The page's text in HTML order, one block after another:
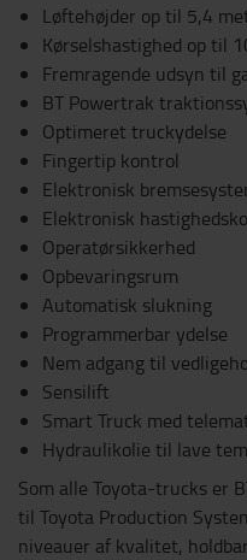
Løftehøjder op til 5,4
Kørselshastighed op til
Fremragende udsyn til
BT Powertrak
Optimeret truckydelse
Fingertip kontrol
Elektronisk
Elektronisk
Operatørsikkerhed
Opbevaringsrum
Automatisk slukning
Programmerbar ydelse
Nem adgang til
Sensilift
Smart Truck med
Hydraulikolie til lave
Som alle Toyota-trucks er
til Toyota Production
niveauer af kvalitet,